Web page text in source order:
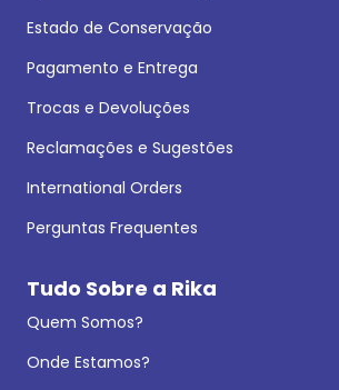
Estado de Conservação
Pagamento e Entrega
Trocas e Devoluções
Reclamações e Sugestões
International Orders
Perguntas Frequentes
Tudo Sobre a Rika
Quem Somos?
Onde Estamos?